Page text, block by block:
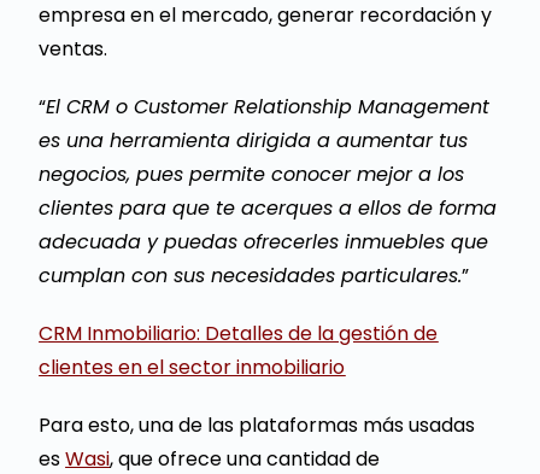
empresa en el mercado, generar recordación y
ventas.
“El CRM o Customer Relationship Management
es una herramienta dirigida a aumentar tus
negocios, pues permite conocer mejor a los
clientes para que te acerques a ellos de forma
adecuada y puedas ofrecerles inmuebles que
cumplan con sus necesidades particulares.”
CRM Inmobiliario: Detalles de la gestión de
clientes en el sector inmobiliario
Para esto, una de las plataformas más usadas
esWasi, que ofrece una cantidad de